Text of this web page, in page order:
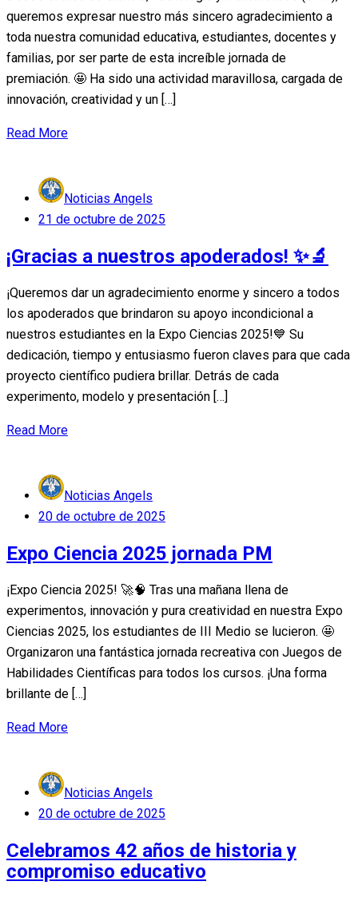
queremos expresar nuestro más sincero agradecimiento a
toda nuestra comunidad educativa, estudiantes, docentes y
familias, por ser parte de esta increíble jornada de
premiación. 🤩 Ha sido una actividad maravillosa, cargada de
innovación, creatividad y un […]
Read More
Noticias Angels
Posted
21 de octubre de 2025
¡Gracias a nuestros apoderados! ✨🔬
¡Queremos dar un agradecimiento enorme y sincero a todos
los apoderados que brindaron su apoyo incondicional a
nuestros estudiantes en la Expo Ciencias 2025!💙 Su
dedicación, tiempo y entusiasmo fueron claves para que cada
proyecto científico pudiera brillar. Detrás de cada
experimento, modelo y presentación […]
Read More
Noticias Angels
Posted
20 de octubre de 2025
Expo Ciencia 2025 jornada PM
¡Expo Ciencia 2025! 🚀🧠 Tras una mañana llena de
experimentos, innovación y pura creatividad en nuestra Expo
Ciencias 2025, los estudiantes de III Medio se lucieron. 🤩
Organizaron una fantástica jornada recreativa con Juegos de
Habilidades Científicas para todos los cursos. ¡Una forma
brillante de […]
Read More
Noticias Angels
Posted
20 de octubre de 2025
Celebramos 42 años de historia y
compromiso educativo